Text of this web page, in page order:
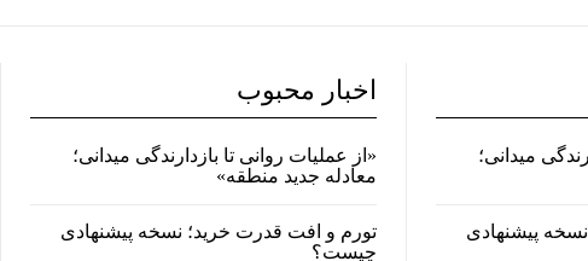
میدانی؛
پیشنهادی
اخبار محبوب
«از عملیات روانی تا بازدارندگی میدانی؛
معادله جدید منطقه»
تورم و افت قدرت خرید؛ نسخه پیشنهادی
چیست؟